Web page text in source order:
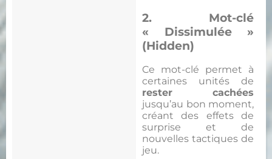
2. Mot-clé
« Dissimulée »
(Hidden)
Ce mot-clé permet à
certaines unités de
rester cachées
jusqu’au bon moment,
créant des effets de
surprise et de
nouvelles tactiques de
jeu.